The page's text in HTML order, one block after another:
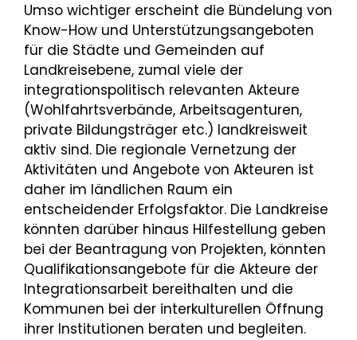
Umso wichtiger erscheint die Bündelung von
Know-How und Unterstützungsangeboten
für die Städte und Gemeinden auf
Landkreisebene, zumal viele der
integrationspolitisch relevanten Akteure
(Wohlfahrtsverbände, Arbeitsagenturen,
private Bildungsträger etc.) landkreisweit
aktiv sind. Die regionale Vernetzung der
Aktivitäten und Angebote von Akteuren ist
daher im ländlichen Raum ein
entscheidender Erfolgsfaktor. Die Landkreise
könnten darüber hinaus Hilfestellung geben
bei der Beantragung von Projekten, könnten
Qualifikationsangebote für die Akteure der
Integrationsarbeit bereithalten und die
Kommunen bei der interkulturellen Öffnung
ihrer Institutionen beraten und begleiten.